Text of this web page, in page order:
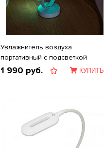
Увлажнитель воздуха
портативный с подсветкой
1 990 руб. КУПИТЬ